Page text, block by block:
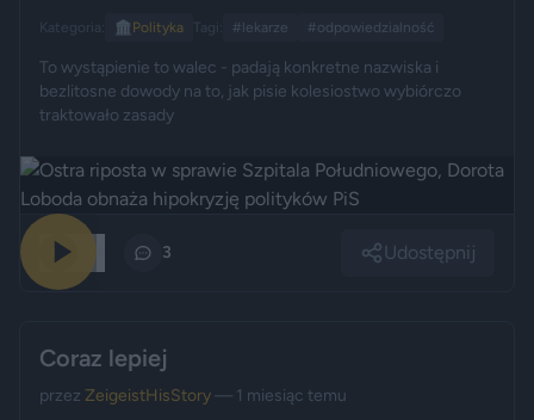
Kategoria: 🏛️ Polityka Tagi: #lekarze #odpowiedzialność
To wystąpienie to walec - padają konkretne nazwiska i
bezlitosne dowody na to, jak pisie kolesiostwo wybiórczo
traktowało zasady
3 Udostępnij
Coraz lepiej
przez ZeigeistHisStory— 1 miesiąc temu